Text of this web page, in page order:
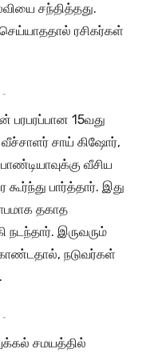
சந்தித்தது.
ரசிகர்கள்
-
15வது
வீச்சாளர் சாய் கிஷோர்,
வீசிய
பார்த்தார். இது
தகாத
இருவரும்
நடுவர்கள்
-
சமயத்தில்